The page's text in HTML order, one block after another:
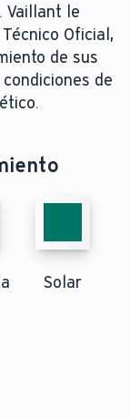
Vaillant le
Oficial,
de sus
de
Solar